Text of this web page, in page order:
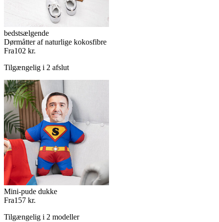
bedstsælgende
Dørmåtter af naturlige kokosfibre
Fra102 kr.
Tilgængelig i 2 afslut
Mini-pude dukke
Fra157 kr.
Tilgængelig i 2 modeller